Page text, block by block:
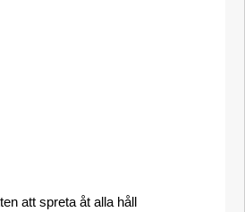
att spreta åt alla håll